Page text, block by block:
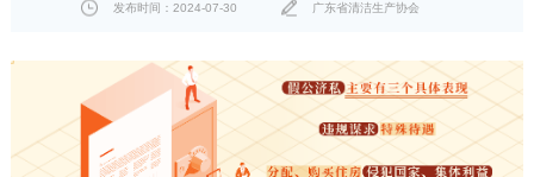
发布时间：2024-07-30 广东省清洁生产协会